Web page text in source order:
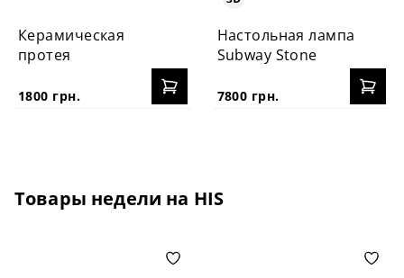
Керамическая
протея
1800 грн.
Настольная лампа
Subway Stone
7800 грн.
Товары недели на HIS